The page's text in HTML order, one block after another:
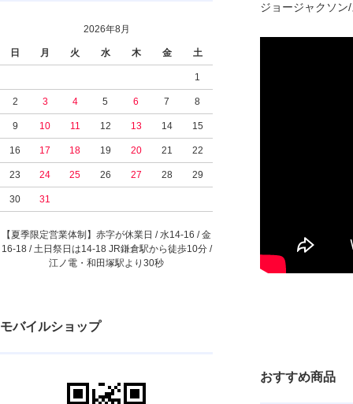
2026年8月
日 月 火 水 木 金 土
1
2 3 4 5 6 7 8
9 10 11 12 13 14 15
16 17 18 19 20 21 22
23 24 25 26 27 28 29
30 31
【夏季限定営業体制】赤字が休業日 / 水14-16 / 金
16-18 / 土日祭日は14-18 JR鎌倉駅から徒歩10分 /
江ノ電・和田塚駅より30秒
モバイルショップ
ジョージャクソン
おすすめ商品